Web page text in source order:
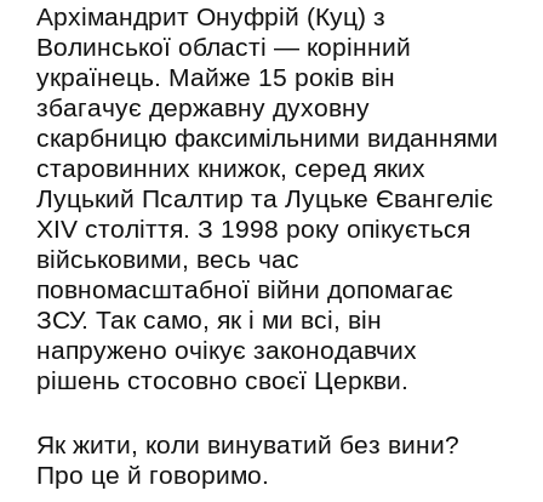
Архімандрит Онуфрій (Куц) з
Волинської області — корінний
українець. Майже 15 років він
збагачує державну духовну
скарбницю факсимільними виданнями
старовинних книжок, серед яких
Луцький Псалтир та Луцьке Євангеліє
ХІV століття. З 1998 року опікується
військовими, весь час
повномасштабної війни допомагає
ЗСУ. Так само, як і ми всі, він
напружено очікує законодавчих
рішень стосовно своєї Церкви.
Як жити, коли винуватий без вини?
Про це й говоримо.